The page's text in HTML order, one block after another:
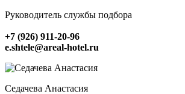
Смотреть все
Рестораны
СПА-зона
Руководитель службы подбора
+7 (926) 911-20-96
e.shtele@areal-hotel.ru
Седачева Анастасия